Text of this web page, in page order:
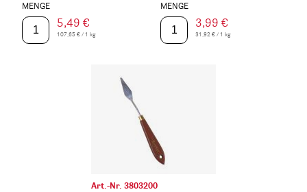
MENGE
5,49 €
107,65 € / 1 kg
MENGE
3,99 €
31,92 € / 1 kg
Art.-Nr. 3803200